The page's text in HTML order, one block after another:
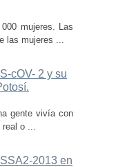
mujeres. Las
las mujeres ...
cOV- 2 y su
gente vivía con
real o ...
2013 en